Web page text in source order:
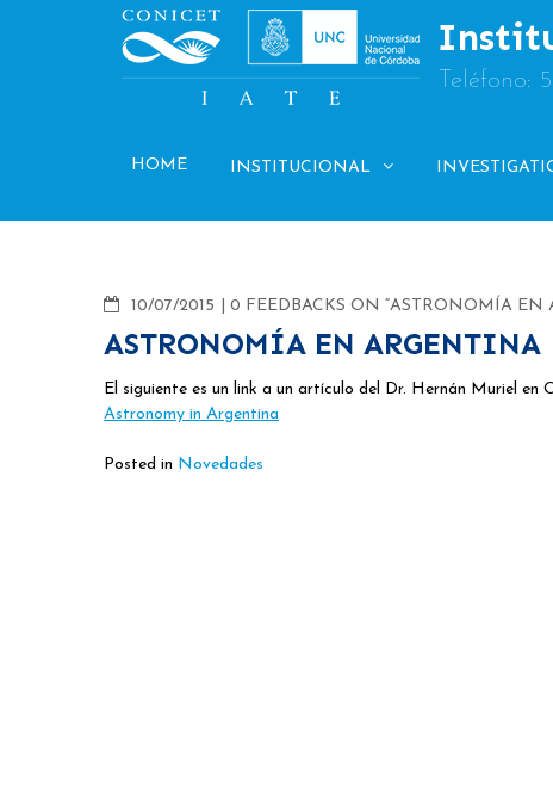
Teléfono:
HOME INSTITUCIONAL
10/07/2015 COMMENTS
0 FEEDBACKS ON “ASTRONOMÍA EN
ASTRONOMÍA EN ARGENTINA
El siguiente es un link a un artículo del Dr. Hernán Muriel
Astronomy in Argentina
Posted in Novedades